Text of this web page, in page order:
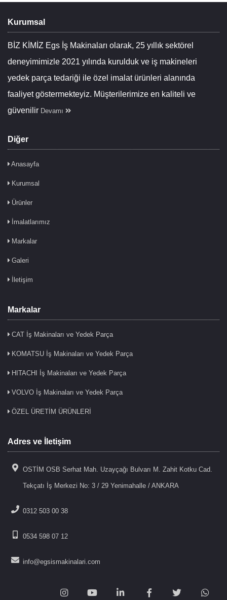
Kurumsal
BİZ KİMİZ Egs İş Makinaları olarak, 25 yıllık sektörel
deneyimimizle 2021 yılında kurulduk ve iş makineleri
yedek parça tedariği ile özel imalat ürünleri alanında
faaliyet göstermekteyiz. Müşterilerimize en kaliteli ve
güvenilir Devamı
Diğer
Anasayfa
Kurumsal
Ürünler
İmalatlarımız
Markalar
Galeri
İletişim
Markalar
CAT İş Makinaları ve Yedek Parça
KOMATSU İş Makinaları ve Yedek Parça
HITACHI İş Makinaları ve Yedek Parça
VOLVO İş Makinaları ve Yedek Parça
ÖZEL ÜRETİM ÜRÜNLERİ
Adres ve İletişim
OSTİM OSB Serhat Mah. Uzayçağı Bulvarı M. Zahit Kotku Cad.
Tekçatı İş Merkezi No: 3 / 29 Yenimahalle / ANKARA
0312 503 00 38
0534 598 07 12
info@egsismakinalari.com